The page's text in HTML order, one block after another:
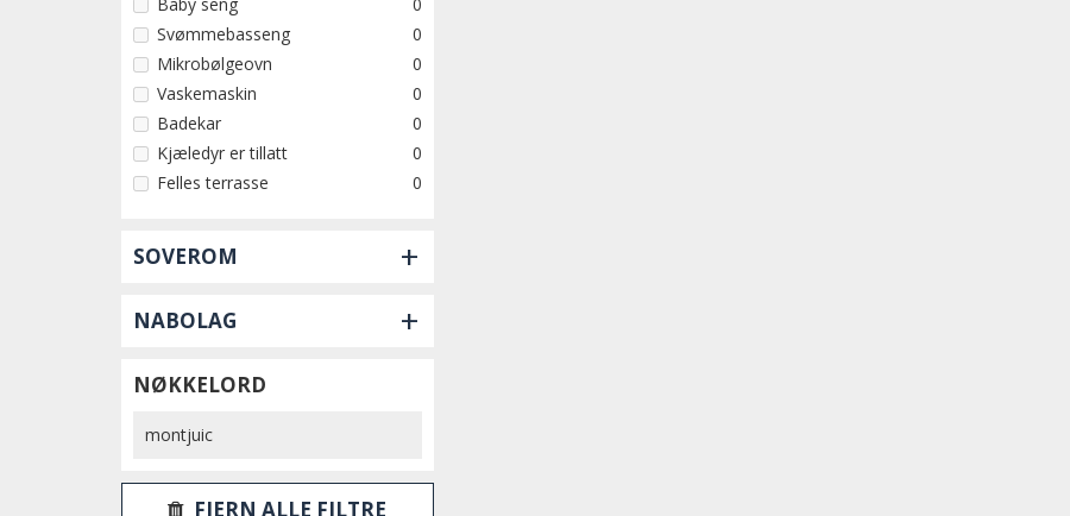
Svømmebasseng
0
Mikrobølgeovn
0
Vaskemaskin
0
Badekar
0
Kjæledyr er tillatt
0
Felles terrasse
0
SOVEROM +
NABOLAG +
NØKKELORD
FJERN ALLE FILTRE